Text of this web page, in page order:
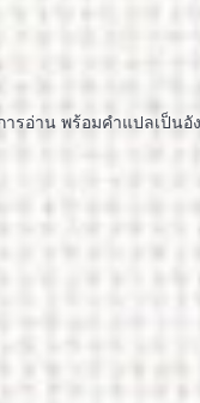
รอ่าน พร้อมคำแปลเป็นอั